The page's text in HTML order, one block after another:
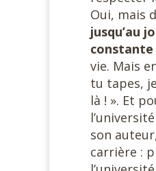
Oui, mais
jusqu’au
constante
vie. Mais
tu tapes,
là ! ». Et
son
carrière :